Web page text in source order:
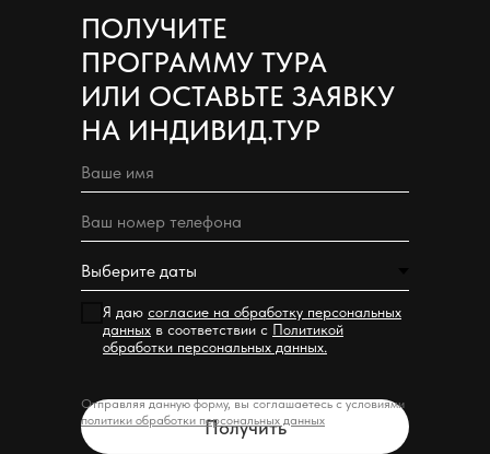
ПОЛУЧИТЕ
ПРОГРАММУ ТУРА
ИЛИ ОСТАВЬТЕ ЗАЯВКУ
НА ИНДИВИД.ТУР
Я даю согласие на обработку персональных
данных в соответствии с Политикой
обработки персональных данных.
Получить
Отправляя данную форму, вы соглашаетесь с условиями
политики обработки персональных данных